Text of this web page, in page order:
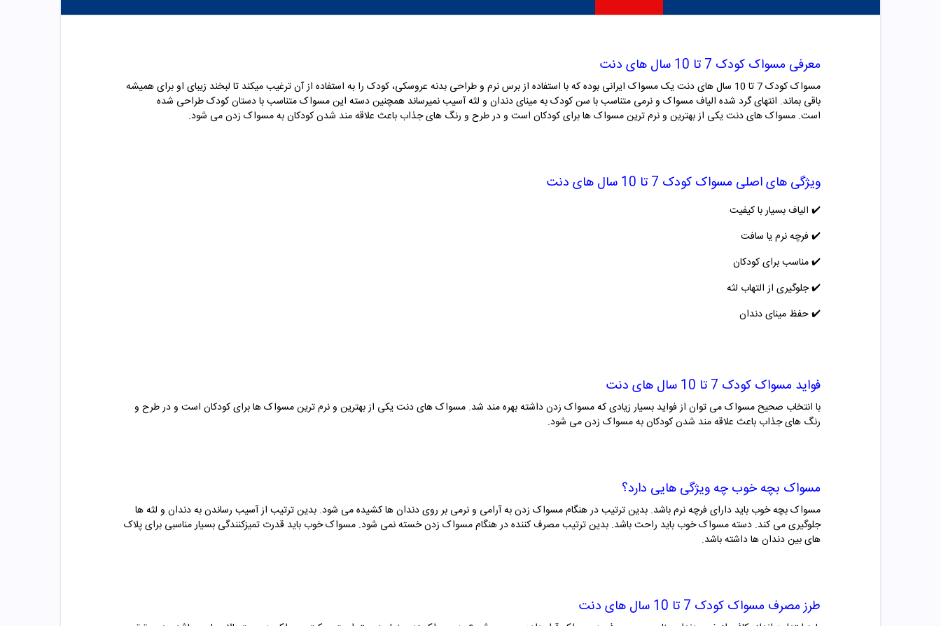
معرفی مسواک کودک 7 تا 10 سال های دنت
مسواک کودک 7 تا 10 سال های دنت یک مسواک ایرانی بوده که با استفاده از برس نرم و طراحی بدنه عروسکی، کودک را به استفاده از آن ترغیب میکند تا لبخند زیبای او برای همیشه
باقی بماند. انتهای گرد شده الیاف مسواک و نرمی متناسب با سن کودک به مینای دندان و لثه آسیب نمیرساند همچنین دسته این مسواک متناسب با دستان کودک طراحی شده
است. مسواکهای دنتیکی از بهترین و نرم ترین مسواک ها برای کودکان است و در طرح و رنگ های جذاب باعث علاقه مند شدن کودکان به مسواک زدن می شود.
ویژگی های اصلی مسواک کودک 7 تا 10 سال های دنت
✔️ الیاف بسیار با کیفیت
✔️ فرچه نرم یا سافت
✔️ مناسب برای کودکان
✔️ جلوگیری از التهاب لثه
✔️ حفظ مینای دندان
فواید مسواک کودک 7 تا 10 سال های دنت
با انتخاب صحیح مسواک می توان از فواید بسیار زیادی که مسواک زدن داشته بهره مند شد. مسواک های دنتیکی از بهترین و نرم ترین مسواک ها برای کودکان است و در طرح و
رنگ های جذاب باعث علاقه مند شدن کودکان به مسواک زدن می شود.
مسواک بچه خوب چه ویژگی هایی دارد؟
مسواک بچه خوب باید دارای فرچه نرم باشد. بدین ترتیب در هنگام مسواک زدن به آرامی و نرمی بر روی دندان ها کشیده می شود. بدین ترتیب از آسیب رساندن به دندان و لثه ها
جلوگیری می کند. دسته مسواک خوب باید راحت باشد. بدین ترتیب مصرف کننده در هنگام مسواک زدن خسته نمی شود. مسواک خوب باید قدرت تمیزکنندگی بسیار مناسبی برای پلاک
های بین دندان ها داشته باشد.
طرز مصرف مسواک کودک 7 تا 10 سال های دنت